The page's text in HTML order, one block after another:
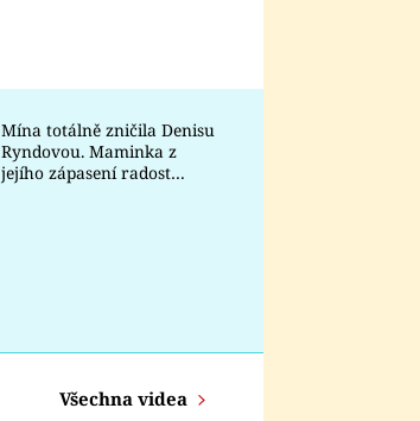
Prima Lajk
Sledujte nás
Mína totálně zničila Denisu
Ryndovou. Maminka z
jejího zápasení radost
Všechna videa